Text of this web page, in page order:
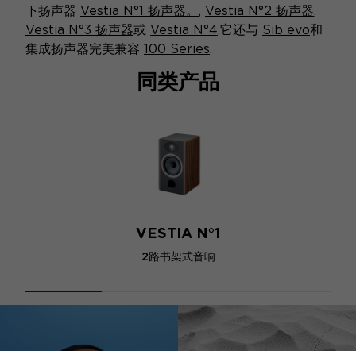
下扬声器 Vestia N°1 扬声器。 Vestia N°2 扬声器
Vestia N°3 扬声器或 Vestia N°4 .它还与 Sib evo和
集成扬声器完美兼容 100 Series
同类产品
VESTIA N°1
2路书架式音响